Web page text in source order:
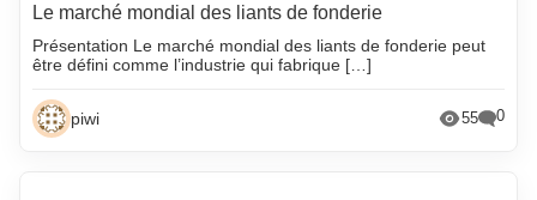
Le marché mondial des liants de fonderie
Présentation Le marché mondial des liants de fonderie peut
être défini comme l’industrie qui fabrique […]
piwi 55 0